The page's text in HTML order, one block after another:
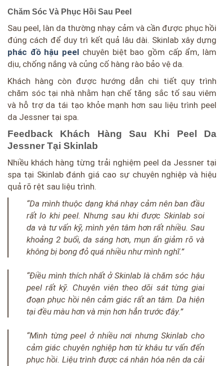
Chăm Sóc Và Phục Hồi Sau Peel
Sau peel, làn da thường nhạy cảm và cần được phục hồi
đúng cách để duy trì kết quả lâu dài. Skinlab xây dựng
phác đồ hậu peel chuyên biệt bao gồm cấp ẩm, làm
dịu, chống nắng và củng cố hàng rào bảo vệ da.
Khách hàng còn được hướng dẫn chi tiết quy trình
chăm sóc tại nhà nhằm hạn chế tăng sắc tố sau viêm
và hỗ trợ da tái tạo khỏe mạnh hơn sau liệu trình peel
da Jessner tại spa.
Feedback Khách Hàng Sau Khi Peel Da
Jessner Tại Skinlab
Nhiều khách hàng từng trải nghiệm peel da Jessner tại
spa tại Skinlab đánh giá cao sự chuyên nghiệp và hiệu
quả rõ rệt sau liệu trình.
“Da mình thuộc dạng khá nhạy cảm nên ban đầu
rất lo khi peel. Nhưng sau khi được Skinlab soi
da và tư vấn kỹ, mình yên tâm hơn rất nhiều. Sau
khoảng 2 buổi, da sáng hơn, mụn ẩn giảm rõ và
không bị bong đỏ quá nhiều như mình nghĩ.”
“Điều mình thích nhất ở Skinlab là chăm sóc hậu
peel rất kỹ. Chuyên viên theo dõi sát từng giai
đoạn phục hồi nên cảm giác rất an tâm. Da hiện
tại đều màu hơn và mịn hơn hẳn trước đây.”
“Mình từng peel ở nhiều nơi nhưng Skinlab cho
cảm giác chuyên nghiệp hơn từ khâu tư vấn đến
phục hồi. Liệu trình được cá nhân hóa nên da cải